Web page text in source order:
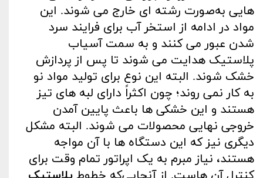
هایی به‌صورت رشته‌ ای خارج می‌ شوند. این
مواد در ادامه از استخر آب برای فرایند سرد
شدن عبور می‌ کنند و به سمت آسیاب
پلاستیک هدایت می‌ شوند تا پس از پردازش
خشک شوند. البته این نوع برای تولید مواد نو
به کار نمی‌ روند؛ چون اکثراً دارای لبه‌ های تیز
هستند و این خشکی‌ ها باعث پایین آمدن
خروجی نهایی محصولات می‌ شوند. البته مشکل
دیگری نیز که این دستگاه‌ ها با آن مواجه
هستند، نیاز مبرم به یک اپراتور تمام‌ وقت برای